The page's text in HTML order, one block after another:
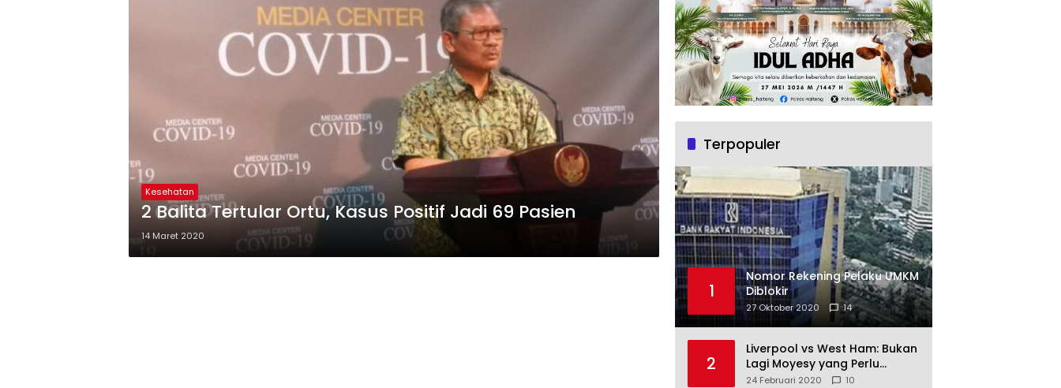
Kesehatan
2 Balita Tertular Ortu, Kasus Positif Jadi 69 Pasien
14 Maret 2020
Terpopuler
1
Nomor Rekening Pelaku UMKM
Diblokir
27 Oktober 2020 14
2
Liverpool vs West Ham: Bukan
Lagi Moyesy yang Perlu
Ditakuti
24 Februari 2020 10